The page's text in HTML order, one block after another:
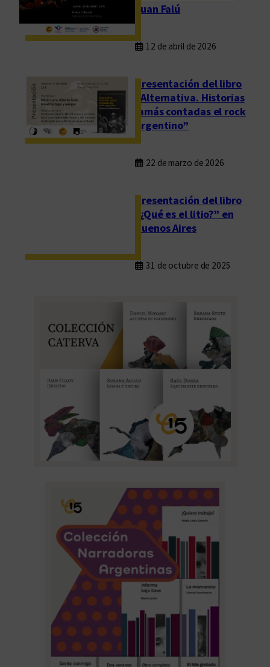
Juan Falú
12 de abril de 2026
Presentación del libro
“Alternativa. Historias
jamás contadas el rock
argentino”
22 de marzo de 2026
Presentación del libro
“¿Qué es el litio?” en
Buenos Aires
31 de octubre de 2025